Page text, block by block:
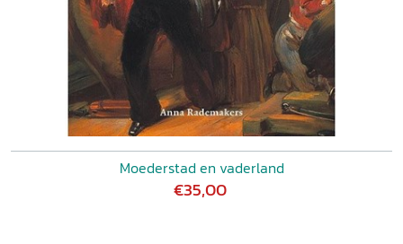
Moederstad en vaderland
€35,00